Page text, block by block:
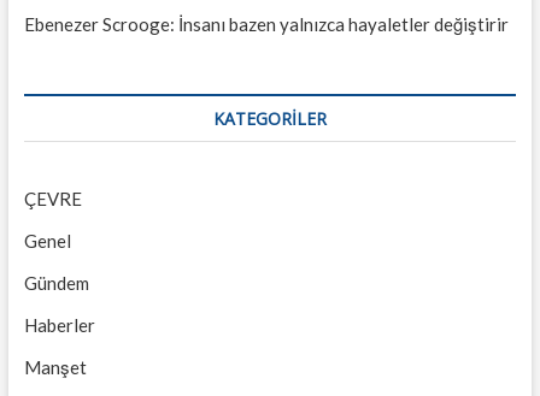
Ebenezer Scrooge: İnsanı bazen yalnızca hayaletler değiştirir
KATEGORILER
ÇEVRE
Genel
Gündem
Haberler
Manşet